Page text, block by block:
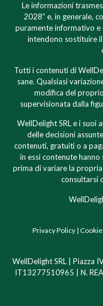
Le informazioni
2028” e, in generale,
puramente informativo e
intendono sostituire
Tutti i contenuti di
sane. Qualsiasi
modifica del
supervisionata dalla
WellDelight SRL e i suoi
delle decisioni
contenuti, gratuiti o a
in essi contenute
prima di variare la
consultarsi
Privacy Policy |
WellDelight SRL | Piazza
IT13277510965 | N.